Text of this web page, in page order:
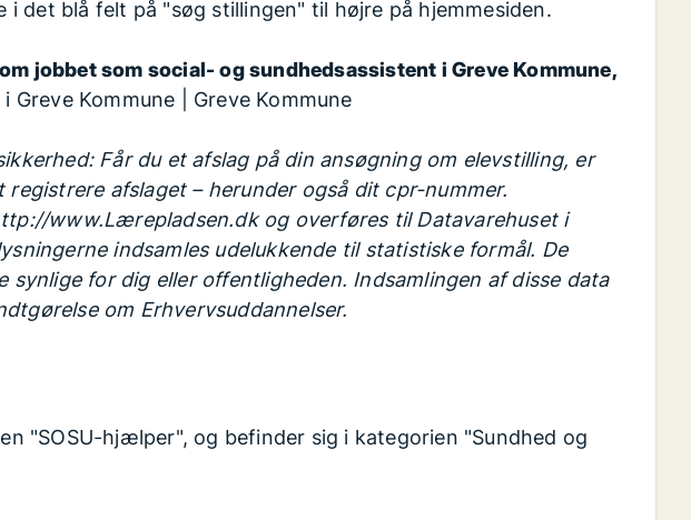
i det blå felt på "søg stillingen" til højre på hjemmesiden.
jobbet som social- og sundhedsassistent i Greve Kommune,
Greve Kommune | Greve Kommune
Får du et afslag på din ansøgning om elevstilling, er
afslaget – herunder også dit cpr-nummer.
www.Lærepladsen.dk og overføres til Datavarehuset i
indsamles udelukkende til statistiske formål. De
synlige for dig eller offentligheden. Indsamlingen af disse data
om Erhvervsuddannelser.
"SOSU-hjælper", og befinder sig i kategorien "Sundhed og